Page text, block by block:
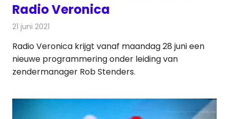
Radio Veronica
21 juni 2021
Radio Veronica krijgt vanaf maandag 28 juni een
nieuwe programmering onder leiding van
zendermanager Rob Stenders.